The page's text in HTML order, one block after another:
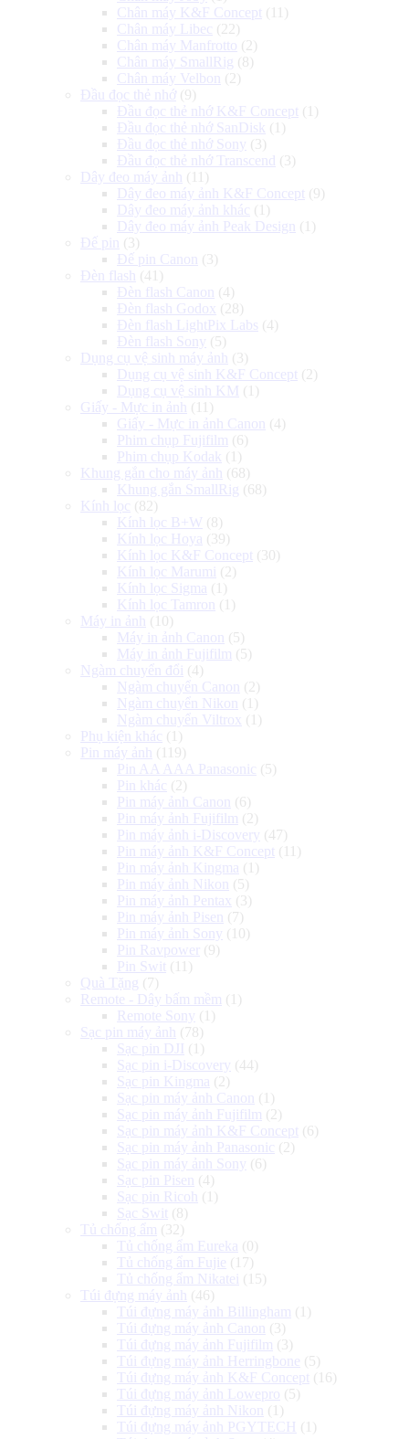
Chân máy K&F Concept (11)
Chân máy Libec (22)
Chân máy Manfrotto (2)
Chân máy SmallRig (8)
Chân máy Velbon
(2)
Đầu đọc thẻ nhớ (9)
Đầu đọc thẻ nhớ K&F Concept (1)
Đầu đọc thẻ nhớ SanDisk (1)
Đầu đọc thẻ nhớ Sony (3)
Đầu đọc thẻ nhớ Transcend
(3)
Dây đeo máy ảnh
(11)
Dây đeo máy ảnh K&F Concept (9)
Dây đeo máy ảnh khác (1)
Dây đeo máy ảnh Peak Design
(1)
Đế pin
(3)
Đế pin Canon
(3)
Đèn flash
(41)
Đèn flash Canon
(4)
Đèn flash Godox (28)
Đèn flash LightPix Labs (4)
Đèn flash Sony (5)
Dụng cụ vệ sinh máy ảnh
(3)
Dụng cụ vệ sinh K&F Concept (2)
Dụng cụ vệ sinh KM (1)
Giấy - Mực in ảnh
(11)
Giấy - Mực in ảnh Canon
(4)
Phim chụp Fujifilm (6)
Phim chụp Kodak (1)
Khung gắn cho máy ảnh
(68)
Khung gắn SmallRig (68)
Kính lọc (82)
Kính lọc B+W (8)
Kính lọc Hoya (39)
Kính lọc K&F Concept (30)
Kính lọc Marumi (2)
Kính lọc Sigma (1)
Kính lọc Tamron
(1)
Máy in ảnh
(10)
Máy in ảnh Canon
(5)
Máy in ảnh Fujifilm (5)
Ngàm chuyển đổi (4)
Ngàm chuyển Canon
(2)
Ngàm chuyển Nikon
(1)
Ngàm chuyển Viltrox (1)
Phụ kiện khác (1)
Pin máy ảnh
(119)
Pin AA AAA Panasonic (5)
Pin khác (2)
Pin máy ảnh Canon
(6)
Pin máy ảnh Fujifilm (2)
Pin máy ảnh i-Discovery (47)
Pin máy ảnh K&F Concept (11)
Pin máy ảnh Kingma (1)
Pin máy ảnh Nikon
(5)
Pin máy ảnh Pentax (3)
Pin máy ảnh Pisen
(7)
Pin máy ảnh Sony (10)
Pin Ravpower
(9)
Pin Swit (11)
Quà Tặng (7)
Remote - Dây bấm mềm (1)
Remote Sony (1)
Sạc pin máy ảnh
(78)
Sạc pin DJI (1)
Sạc pin i-Discovery (44)
Sạc pin Kingma (2)
Sạc pin máy ảnh Canon
(1)
Sạc pin máy ảnh Fujifilm (2)
Sạc pin máy ảnh K&F Concept (6)
Sạc pin máy ảnh Panasonic (2)
Sạc pin máy ảnh Sony (6)
Sạc pin Pisen
(4)
Sạc pin Ricoh
(1)
Sạc Swit (8)
Tủ chống ẩm (32)
Tủ chống ẩm Eureka (0)
Tủ chống ẩm Fujie (17)
Tủ chống ẩm Nikatei (15)
Túi đựng máy ảnh
(46)
Túi đựng máy ảnh Billingham (1)
Túi đựng máy ảnh Canon
(3)
Túi đựng máy ảnh Fujifilm (3)
Túi đựng máy ảnh Herringbone (5)
Túi đựng máy ảnh K&F Concept (16)
Túi đựng máy ảnh Lowepro (5)
Túi đựng máy ảnh Nikon
(1)
Túi đựng máy ảnh PGYTECH
(1)